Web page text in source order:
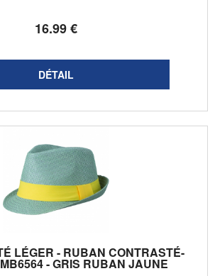
16.99€
LÉGER - RUBAN CONTRASTÉ-
- GRIS RUBAN JAUNE